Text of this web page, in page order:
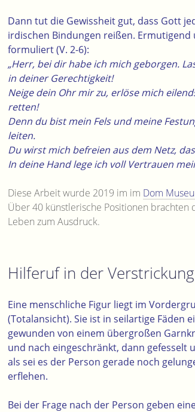
Dann tut die Gewissheit gut, dass Gott
irdischen Bindungen reißen. Ermutigend
formuliert (V. 2-6):
„Herr, bei dir habe ich mich geborgen.
in deiner Gerechtigkeit!
Neige dein Ohr mir zu, erlöse mich
retten!
Denn du bist mein Fels und meine
leiten.
Du wirst mich befreien aus dem Netz,
In deine Hand lege ich voll Vertrauen
Diese Arbeit wurde 2019 im im Dom
Über 40 künstlerische Positionen brachten
Leben zum Ausdruck.
Hilferuf in der Verstrickung
Eine menschliche Figur liegt im
(Totalansicht). Sie ist in seilartige Fäden
gewunden von einem übergroßen
und nach eingeschränkt, dann gefesselt
als sei es der Person gerade noch
erflehen.
Bei der Frage nach der Person geben